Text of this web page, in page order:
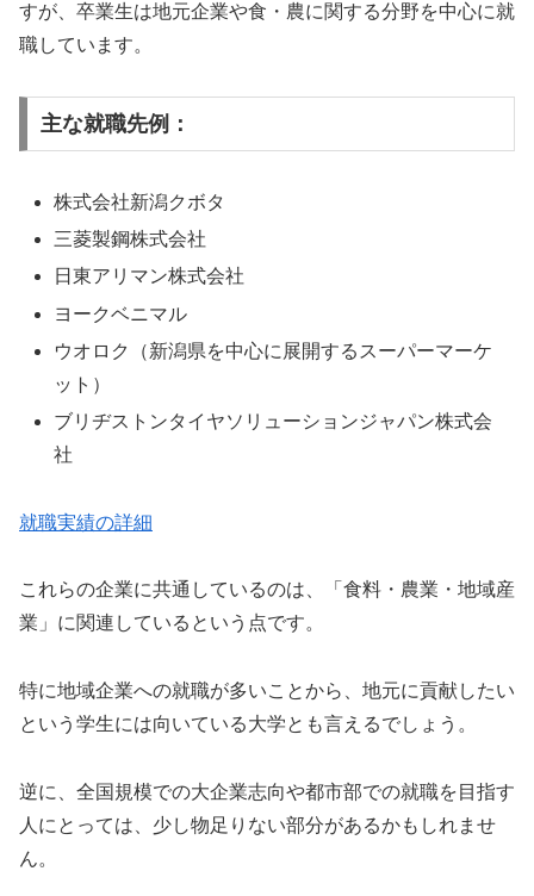
すが、卒業生は地元企業や食・農に関する分野を中心に就
職しています。
主な就職先例：
株式会社新潟クボタ
三菱製鋼株式会社
日東アリマン株式会社
ヨークベニマル
ウオロク（新潟県を中心に展開するスーパーマーケ
ット）
ブリヂストンタイヤソリューションジャパン株式会
社
就職実績の詳細
これらの企業に共通しているのは、「食料・農業・地域産
業」に関連しているという点です。
特に地域企業への就職が多いことから、地元に貢献したい
という学生には向いている大学とも言えるでしょう。
逆に、全国規模での大企業志向や都市部での就職を目指す
人にとっては、少し物足りない部分があるかもしれませ
ん。